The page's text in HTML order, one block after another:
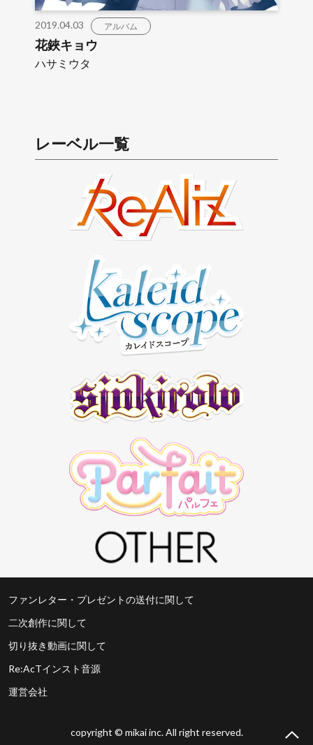
2019.04.03 アルバム
花鋏キョウ
ハサミウタ
レーベル一覧
ファンレター・プレゼントの送付に関して
二次創作に関して
切り抜き動画に関して
Re:AcTインスト音源
運営会社
copyright © mikai inc. All right reserved.